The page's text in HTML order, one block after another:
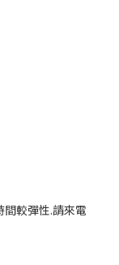
較彈性.請來電